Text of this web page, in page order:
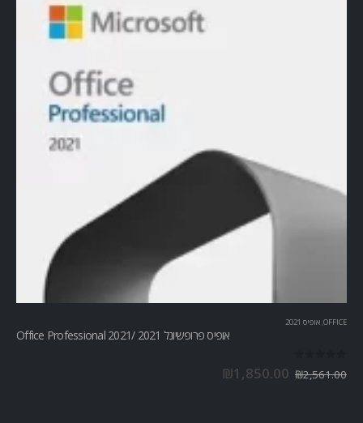
OFFICE
, אופיס 2021
אופיס פרופשיונל 2021 /Office Professional 2021
₪2,561.00
₪1,850.00